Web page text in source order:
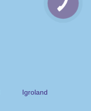
Igroland
КНОПКА
ЗВ'ЯЗКУ